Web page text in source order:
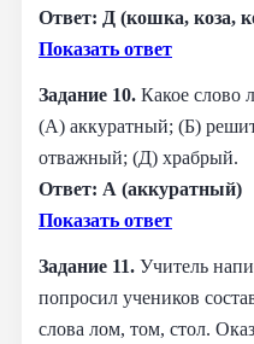
Ответ: Д (кошка, коза,
Показать ответ
Задание 10. Какое слово
(А) аккуратный; (Б)
отважный; (Д) храбрый.
Ответ: А (аккуратный)
Показать ответ
Задание 11. Учитель
попросил учеников
слова лом, том, стол.